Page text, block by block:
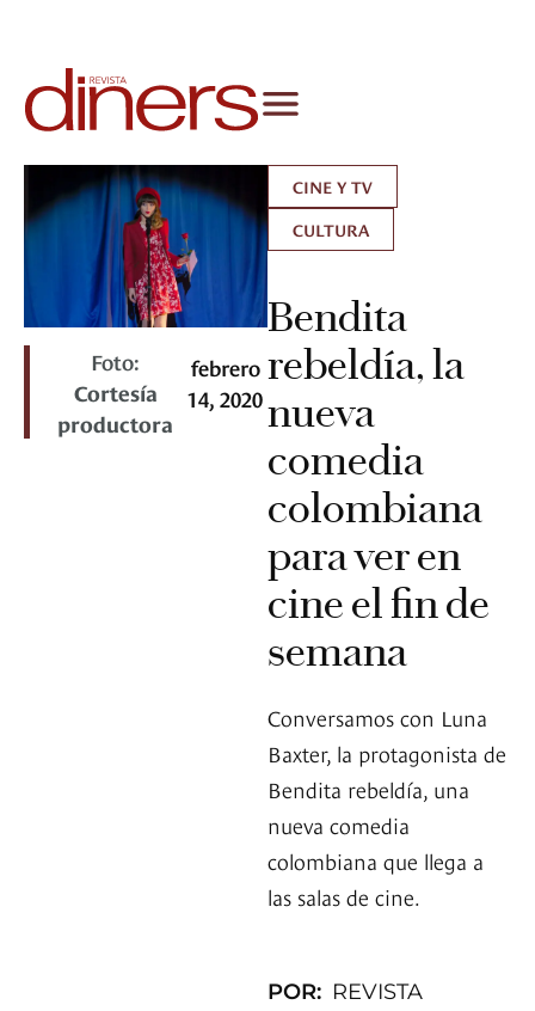
Foto:
Cortesía
productora
febrero
14, 2020
CINE Y TV
CULTURA
Bendita
rebeldía, la
nueva
comedia
colombiana
para ver en
cine el fin de
semana
Conversamos con Luna
Baxter, la protagonista de
Bendita rebeldía, una
nueva comedia
colombiana que llega a
las salas de cine.
POR: REVISTA